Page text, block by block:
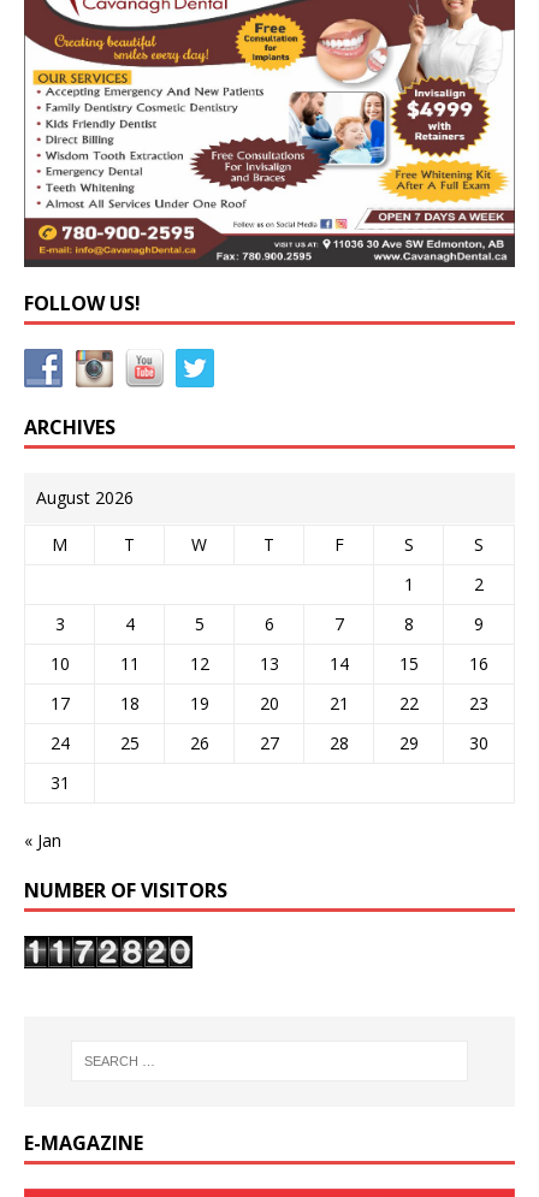
FOLLOW US!
ARCHIVES
August 2026
M T W T F S
S
1
2
3
4 5 6 7 8
9
10
11 12 13 14 15
16
17
18 19 20 21 22
23
24
25 26 27 28 29
30
31
« Jan
NUMBER OF VISITORS
E-MAGAZINE